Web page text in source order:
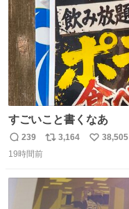
すごいこと書くなあ
返
信
239
リ
ト
数
3,164
い
数
38,505
19時間前